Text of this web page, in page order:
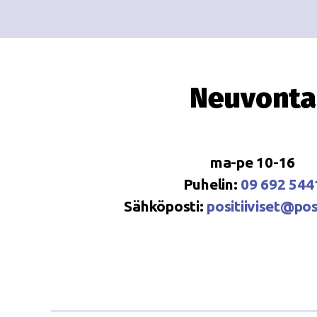
Neuvonta
ma-pe 10-16
Puhelin: 09 692
Sähköposti: